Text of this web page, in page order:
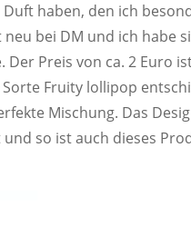
haben, den ich
bei DM und ich habe
Preis von ca. 2 Euro
Fruity lollipop
Mischung. Das
so ist auch dieses